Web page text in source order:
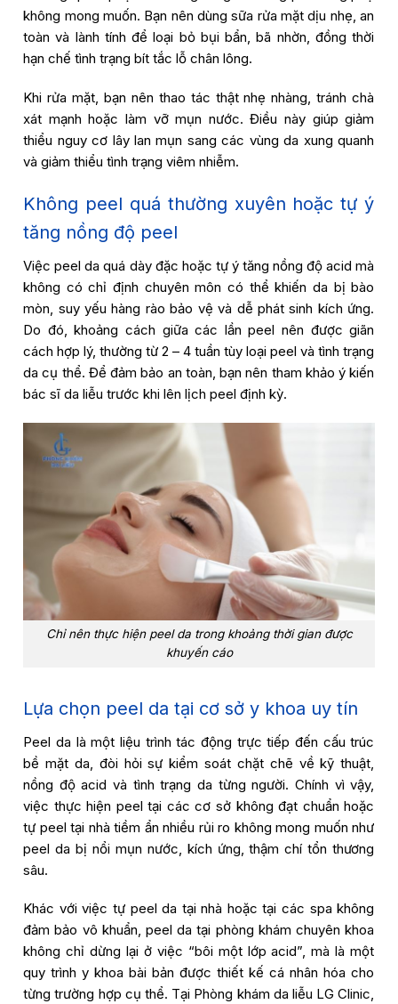
không mong muốn. Bạn nên dùng sữa rửa mặt dịu nhẹ, an
toàn và lành tính để loại bỏ bụi bẩn, bã nhờn, đồng thời
hạn chế tình trạng bít tắc lỗ chân lông.
Khi rửa mặt, bạn nên thao tác thật nhẹ nhàng, tránh chà
xát mạnh hoặc làm vỡ mụn nước. Điều này giúp giảm
thiểu nguy cơ lây lan mụn sang các vùng da xung quanh
và giảm thiểu tình trạng viêm nhiễm.
Không peel quá thường xuyên hoặc tự ý
tăng nồng độ peel
Việc peel da quá dày đặc hoặc tự ý tăng nồng độ acid mà
không có chỉ định chuyên môn có thể khiến da bị bào
mòn, suy yếu hàng rào bảo vệ và dễ phát sinh kích ứng.
Do đó, khoảng cách giữa các lần peel nên được giãn
cách hợp lý, thường từ 2 – 4 tuần tùy loại peel và tình trạng
da cụ thể. Để đảm bảo an toàn, bạn nên tham khảo ý kiến
bác sĩ da liễu trước khi lên lịch peel định kỳ.
Chỉ nên thực hiện peel da trong khoảng thời gian được
khuyến cáo
Lựa chọn peel da tại cơ sở y khoa uy tín
Peel da là một liệu trình tác động trực tiếp đến cấu trúc
bề mặt da, đòi hỏi sự kiểm soát chặt chẽ về kỹ thuật,
nồng độ acid và tình trạng da từng người. Chính vì vậy,
việc thực hiện peel tại các cơ sở không đạt chuẩn hoặc
tự peel tại nhà tiềm ẩn nhiều rủi ro không mong muốn như
peel da bị nổi mụn nước, kích ứng, thậm chí tổn thương
sâu.
Khác với việc tự peel da tại nhà hoặc tại các spa không
đảm bảo vô khuẩn, peel da tại phòng khám chuyên khoa
không chỉ dừng lại ở việc “bôi một lớp acid”, mà là một
quy trình y khoa bài bản được thiết kế cá nhân hóa cho
từng trường hợp cụ thể. Tại Phòng khám da liễu LG Clinic,